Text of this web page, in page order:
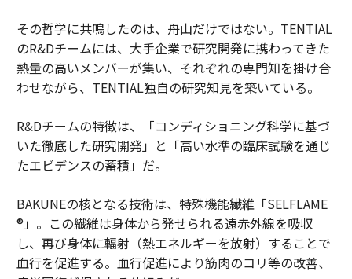
その哲学に共鳴したのは、舟山だけではない。TENTIAL
のR&Dチームには、大手企業で研究開発に携わってきた
熱量の高いメンバーが集い、それぞれの専門知を掛け合
わせながら、TENTIAL独自の研究知見を築いている。
R&Dチームの特徴は、「コンディショニング科学に基づ
いた徹底した研究開発」と「高い水準の臨床試験を通じ
たエビデンスの蓄積」だ。
BAKUNEの核となる技術は、特殊機能繊維「SELFLAME
®」。この繊維は身体から発せられる遠赤外線を吸収
し、再び身体に輻射（熱エネルギーを放射）することで
血行を促進する。血行促進により筋肉のコリ等の改善、